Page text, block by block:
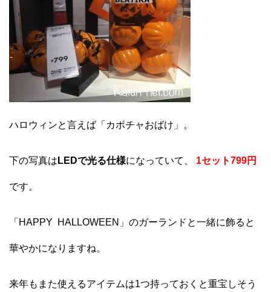
ハロウィンと言えば「カボチャおばけ」。
下の写真は LEDで光る仕様になっていて、 1セット799円
です。
「HAPPY HALLOWEEN」のガーランドと一緒に飾ると
華やかになりますね。
来年もまた使えるアイテムは1つ持っておくと重宝しそう